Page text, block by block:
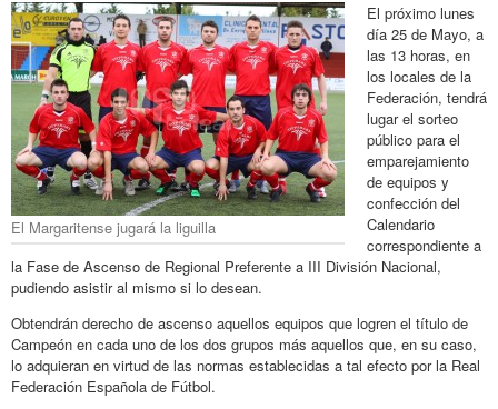
El Margaritense jugará la liguilla
El próximo lunes
día 25 de Mayo, a
las 13 horas, en
los locales de la
Federación, tendrá
lugar el sorteo
público para el
emparejamiento
de equipos y
confección del
Calendario
correspondiente a
la Fase de Ascenso de Regional Preferente a III División Nacional,
pudiendo asistir al mismo si lo desean.
Obtendrán derecho de ascenso aquellos equipos que logren el título de
Campeón en cada uno de los dos grupos más aquellos que, en su caso,
lo adquieran en virtud de las normas establecidas a tal efecto por la Real
Federación Española de Fútbol.